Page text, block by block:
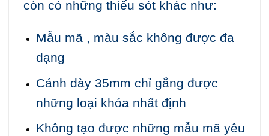
còn có những thiếu sót khác như:
Mẫu mã , màu sắc không được đa
dạng
Cánh dày 35mm chỉ gắng được
những loại khóa nhất định
Không tạo được những mẫu mã yêu